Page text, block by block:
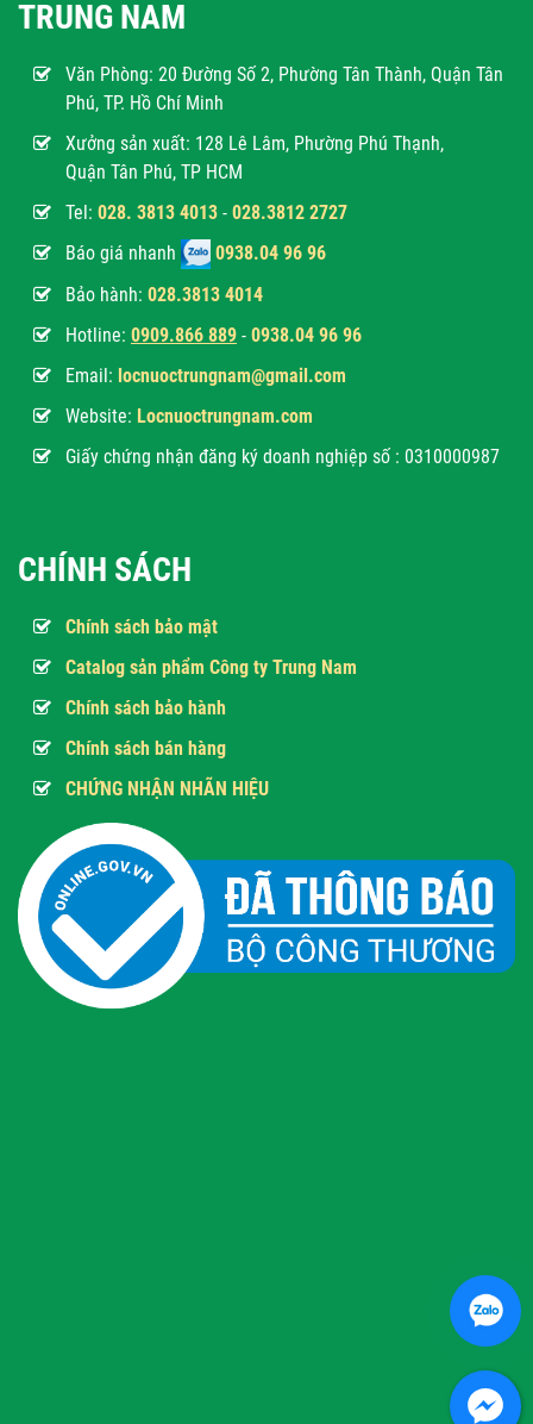
TRUNG NAM
Văn Phòng: 20 Đường Số 2, Phường Tân Thành, Quận Tân
Phú, TP. Hồ Chí Minh
Xưởng sản xuất: 128 Lê Lâm, Phường Phú Thạnh,
Quận Tân Phú, TP HCM
Tel: 028. 3813 4013 - 028.3812 2727
Báo giá nhanh
0938.04 96 96
Bảo hành: 028.3813 4014
Hotline: 0909.866 889 - 0938.04 96 96
Email: locnuoctrungnam@gmail.com
Website: Locnuoctrungnam.com
Giấy chứng nhận đăng ký doanh nghiệp số : 0310000987
CHÍNH SÁCH
Chính sách bảo mật
Catalog sản phẩm Công ty Trung Nam
Chính sách bảo hành
Chính sách bán hàng
CHỨNG NHẬN NHÃN HIỆU